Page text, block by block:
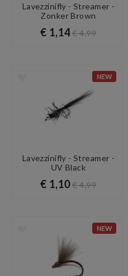
Lavezzinifly - Streamer -
Zonker Brown
€ 1,14€ 4,99
NEW
Lavezzinifly - Streamer -
UV Black
€ 1,10€ 4,99
NEW